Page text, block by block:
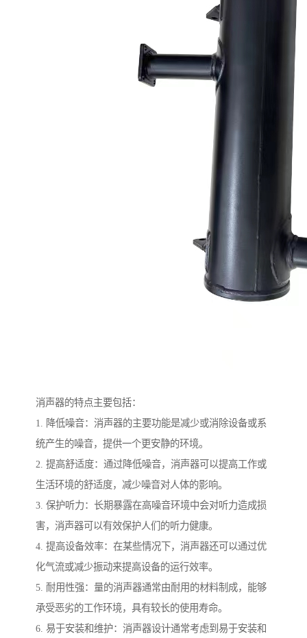
消声器的特点主要包括：
1. 降低噪音：消声器的主要功能是减少或消除设备或系
统产生的噪音，提供一个更安静的环境。
2. 提高舒适度：通过降低噪音，消声器可以提高工作或
生活环境的舒适度，减少噪音对人体的影响。
3. 保护听力：长期暴露在高噪音环境中会对听力造成损
害，消声器可以有效保护人们的听力健康。
4. 提高设备效率：在某些情况下，消声器还可以通过优
化气流或减少振动来提高设备的运行效率。
5. 耐用性强：量的消声器通常由耐用的材料制成，能够
承受恶劣的工作环境，具有较长的使用寿命。
6. 易于安装和维护：消声器设计通常考虑到易于安装和